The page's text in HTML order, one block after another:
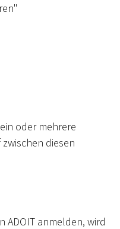
oder mehrere
diesen
ADOIT anmelden, wird